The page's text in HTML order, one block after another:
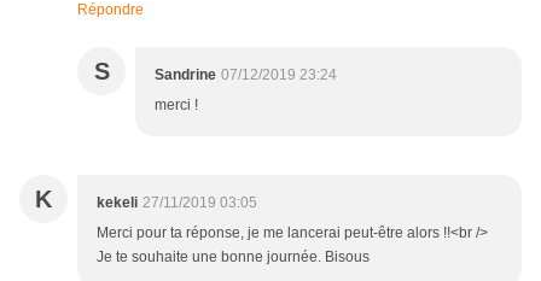
Répondre
S Sandrine 07/12/2019 23:24
merci !
K kekeli 27/11/2019 03:05
Merci pour ta réponse, je me lancerai peut-être alors !!<br />
Je te souhaite une bonne journée. Bisous